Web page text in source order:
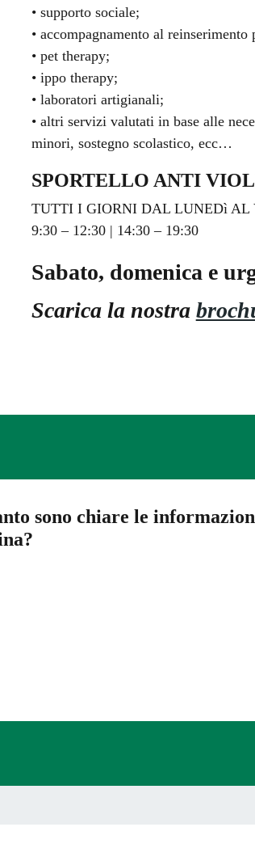
• supporto sociale;
• accompagnamento al
• pet therapy;
• ippo therapy;
• laboratori artigianali;
• altri servizi valutati in base alle
minori, sostegno scolastico, ecc…
SPORTELLO ANTI
TUTTI I GIORNI DAL LUNEDì AL
9:30 – 12:30 | 14:30 – 19:30
Sabato, domenica e
Scarica la nostra
sono chiare le